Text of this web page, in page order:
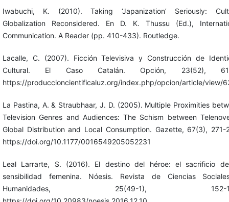
Iwabuchi, K. (2010). Taking ‘Japanization’ Seriously:
Globalization Reconsidered. En D. K. Thussu (Ed.),
Communication. A Reader (pp. 410-433). Routledge.
Lacalle, C. (2007). Ficción Televisiva y Construcción de
Cultural. El Caso Catalán. Opción, 23(52), 61-
https://produccioncientificaluz.org/index.php/opcion/article/view/
La Pastina, A. & Straubhaar, J. D. (2005). Multiple Proximities
Television Genres and Audiences: The Schism between
Global Distribution and Local Consumption. Gazette, 67(3), 271-
https://doi.org/10.1177/0016549205052231
Leal Larrarte, S. (2016). El destino del héroe: el sacrificio
sensibilidad femenina. Nóesis. Revista de Ciencias
Humanidades, 25(49-1), 152-